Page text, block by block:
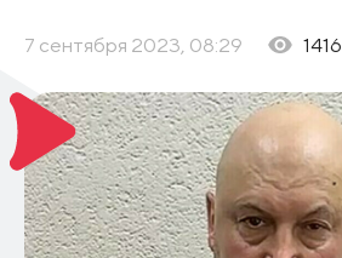
7 сентября 2023, 08:29 1416